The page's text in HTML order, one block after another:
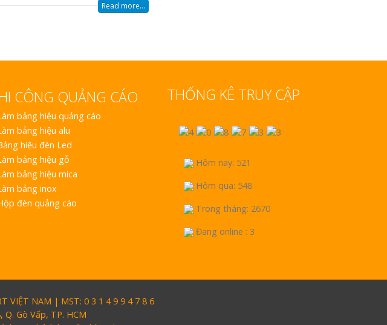
Read more...
CÔNG QUẢNG CÁO
bảng hiệu quảng cáo
bảng hiệu alu
hiệu đèn Led
bảng hiệu gỗ
bảng hiệu mica
bảng inox
đèn quảng cáo
THỐNG KÊ TRUY CẬP
Hôm nay: 521
Hôm qua: 548
Trong tháng: 2670
Đang online : 3
VIỆT NAM | MST: 0 3 1 4 9 9 4 7 8 6
Q. Gò Vấp, TP. HCM